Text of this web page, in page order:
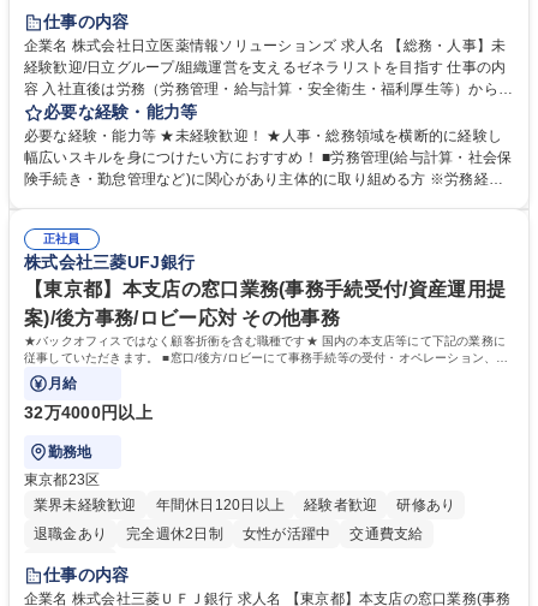
住宅手当あり
育休あり
完全週休2日制 交通費支給 土日祝休み 寮・社宅あり
仕事の内容
企業名 株式会社日立医薬情報ソリューションズ 求人名 【総務・人事】未
経験歓迎/日立グループ/組織運営を支えるゼネラリストを目指す 仕事の内
容 入社直後は労務（労務管理・給与計算・安全衛生・福利厚生等）からお
任せいたします。将来は総務・採用・教育業務へ守備範囲を広げ、組織運
営を支えるゼネラリストをめざせます。 ・初期業務：労働時間管理、給与
計算、社会保険対応、福利厚生管理、安全衛生、健康経営推進等をお任せ
します。ご経験に応じて、休職者管理など、幅広く経験を積んでいただき
幅広く経験を積みたい意欲がある方に最適な環境です。 募集職種 【総
務・人事】未経験歓迎/日立グループ/組織運営を支えるゼネラリストを目
指す
必要な経験・能力等
必要な経験・能力等 ★未経験歓迎！ ★人事・総務領域を横断的に経験し
幅広いスキルを身につけたい方におすすめ！ ■労務管理(給与計算・社会保
険手続き・勤怠管理など)に関心があり主体的に取り組める方 ※労務経験
のご経験 ■労務管理（給与計算・社会保険手続き・勤怠管理など）の経験
■衛生管理者の資格をお持ちの方 学歴・資格 学歴：大学院 大学 高専 短大
専修学校 高校 語学力： 資格：
正社員
株式会社三菱UFJ銀行
【東京都】本支店の窓口業務(事務手続受付/資産運用提
案)/後方事務/ロビー応対 その他事務
★バックオフィスではなく顧客折衝を含む職種です★ 国内の本支店等にて下記の業務に
従事していただきます。 ■窓口/後方/ロビーにて事務手続等の受付・オペレーション、お
客様対応
月給
32万4000円以上
勤務地
東京都23区
業界未経験歓迎
年間休日120日以上 経験者歓迎
研修あり
退職金あり
完全週休2日制 女性が活躍中
交通費支給
土日祝休み
仕事の内容
企業名 株式会社三菱ＵＦＪ銀行 求人名 【東京都】本支店の窓口業務(事務